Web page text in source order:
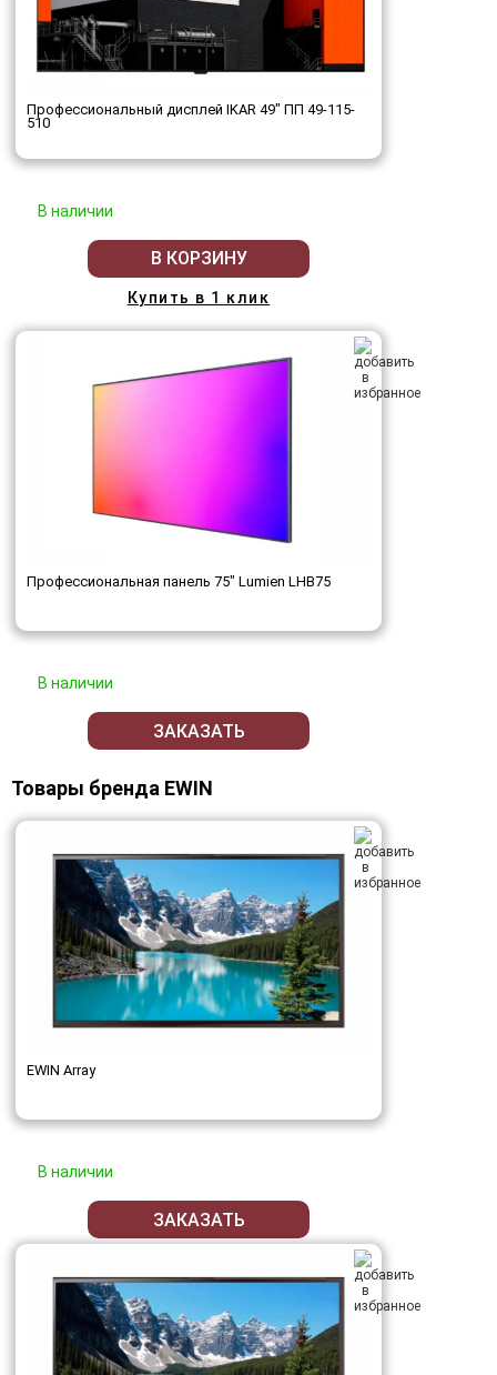
Профессиональный дисплей IKAR 49" ПП 49-115-
510
В наличии
В КОРЗИНУ
Купить в 1 клик
Профессиональная панель 75" Lumien LHB75
В наличии
ЗАКАЗАТЬ
Товары бренда EWIN
EWIN Array
В наличии
ЗАКАЗАТЬ